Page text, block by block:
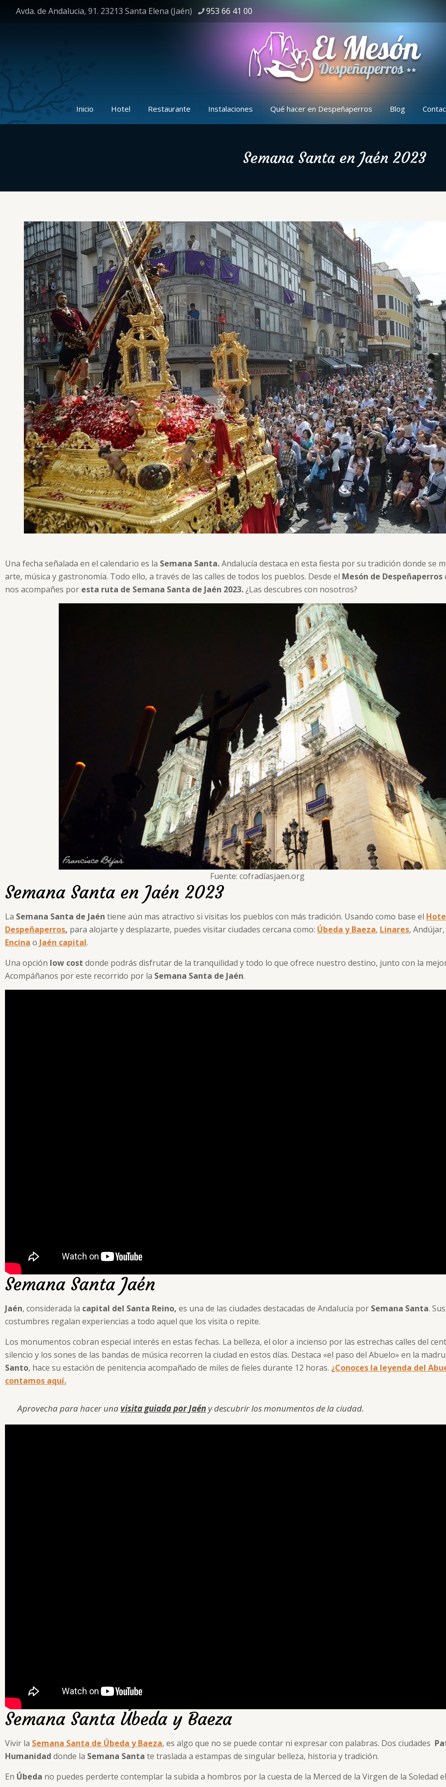
Avda. de Andalucia, 91. 23213 Santa Elena (Jaén) 953 66 41 00
Inicio Hotel Restaurante Instalaciones Qué hacer en Despeñaperros Blog
Semana Santa en Jaén 2023
Una fecha señalada en el calendario es la Semana Santa.Andalucía destaca en esta fiesta por su tradición donde se
arte, música y gastronomía. Todo ello, a través de las calles de todos los pueblos. Desde el Mesón de Despeñaperros
nos acompañes por esta ruta de Semana Santa de Jaén 2023. ¿Las descubres con nosotros?
Fuente: cofradíasjaen.org
Semana Santa en Jaén 2023
La Semana Santa de Jaén tiene aún mas atractivo si visitas los pueblos con más tradición. Usando como base el
Despeñaperros, para alojarte y desplazarte, puedes visitar ciudades cercana como: Úbeda y Baeza, Linares, Andújar,
Encina o Jaén capital.
Una opción low cost donde podrás disfrutar de la tranquilidad y todo lo que ofrece nuestro destino, junto con la
Acompáñanos por este recorrido por la Semana Santa de Jaén.
Semana Santa Jaén
Jaén, considerada la capital del Santa Reino, es una de las ciudades destacadas de Andalucía por Semana Santa.
costumbres regalan experiencias a todo aquel que los visita o repite.
Los monumentos cobran especial interés en estas fechas. La belleza, el olor a incienso por las estrechas calles del
silencio y los sones de las bandas de música recorren la ciudad en estos días. Destaca «el paso del Abuelo» en la
Santo, hace su estación de penitencia acompañado de miles de fieles durante 12 horas. ¿Conoces la leyenda del
contamos aquí.
Aprovecha para hacer una visita guiada por Jaén y descubrir los monumentos de la ciudad.
Semana Santa Úbeda y Baeza
Vivir la Semana Santa de Úbeda y Baeza, es algo que no se puede contar ni expresar con palabras. Dos ciudades
Humanidad donde la Semana Santa te traslada a estampas de singular belleza, historia y tradición.
En Úbeda no puedes perderte contemplar la subida a hombros por la cuesta de la Merced de la Virgen de la Soledad